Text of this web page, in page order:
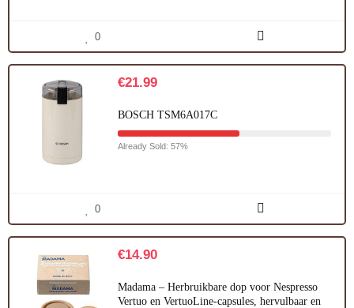
0
€21.99
BOSCH TSM6A017C
Already Sold: 57%
0
€14.90
Madama – Herbruikbare dop voor Nespresso
Vertuo en VertuoLine-capsules, hervulbaar en